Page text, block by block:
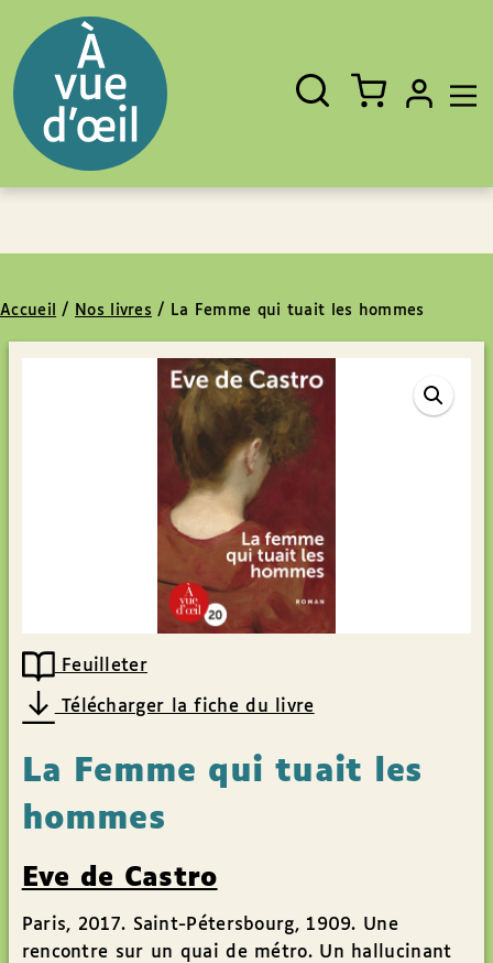
Fermer
Rechercher
un
livre,
un
auteur,
un
EAN
Accueil / Nos livres / La Femme qui tuait les hommes
Feuilleter
Télécharger la fiche du livre
La Femme qui tuait les
hommes
Eve de Castro
Paris, 2017. Saint-Pétersbourg, 1909. Une
rencontre sur un quai de métro. Un hallucinant